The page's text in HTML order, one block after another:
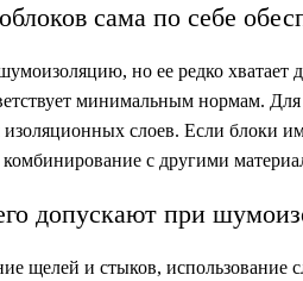
сама по себе
но ее редко
минимальным нормам.
изоляционных слоев. Если
с другими
допускают при
щелей и стыков,